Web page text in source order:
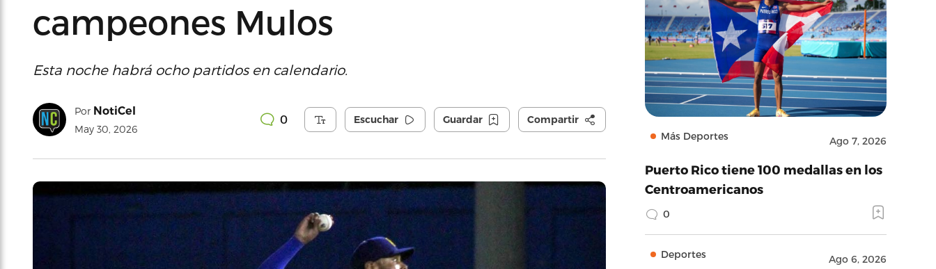
campeones Mulos
Esta noche habrá ocho partidos en calendario.
Por NotiCel
May 30, 2026
0 Escuchar Guardar Compartir
Más Deportes Ago 7, 2026
Puerto Rico tiene 100 medallas en los
Centroamericanos
0
Deportes Ago 6, 2026